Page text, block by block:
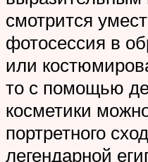
смотрится
фотосессия в
или
то с помощью
косметики
портретного
легендарной